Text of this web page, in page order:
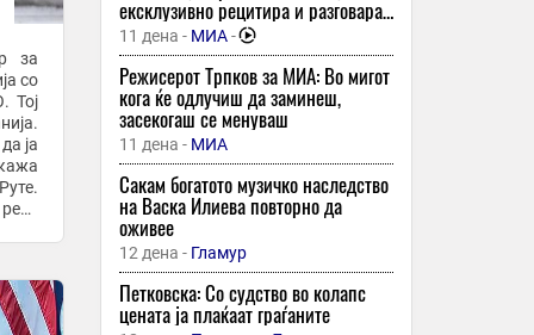
за
со
Тој
ја
второто место од квалификациите
24 минути -Спорт Клуб
Норис славеше на Хунгароринг
24 минути -Спорт Клуб
Малезија ќе биде домаќин на ГН на
Бахреин!
24 минути -Спорт Клуб -+1
Макс Верстапен прави
сензационален трансфер
24 минути -Спорт Клуб
Хокенхајм се враќа во календарот на
ексклузивно рецитира и разговара
за МИА: „Подигнете го ракавот - ако
сте се наежиле од стиховите, добро
е!“
11 дена - МИА -
Режисерот Трпков за МИА: Во мигот
кога ќе одлучиш да заминеш,
засекогаш се менуваш
11 дена - МИА
Сакам богатото музичко наследство
на Васка Илиева повторно да
оживее
12 дена - Гламур
Петковска: Со судство во колапс
цената ја плаќаат граѓаните